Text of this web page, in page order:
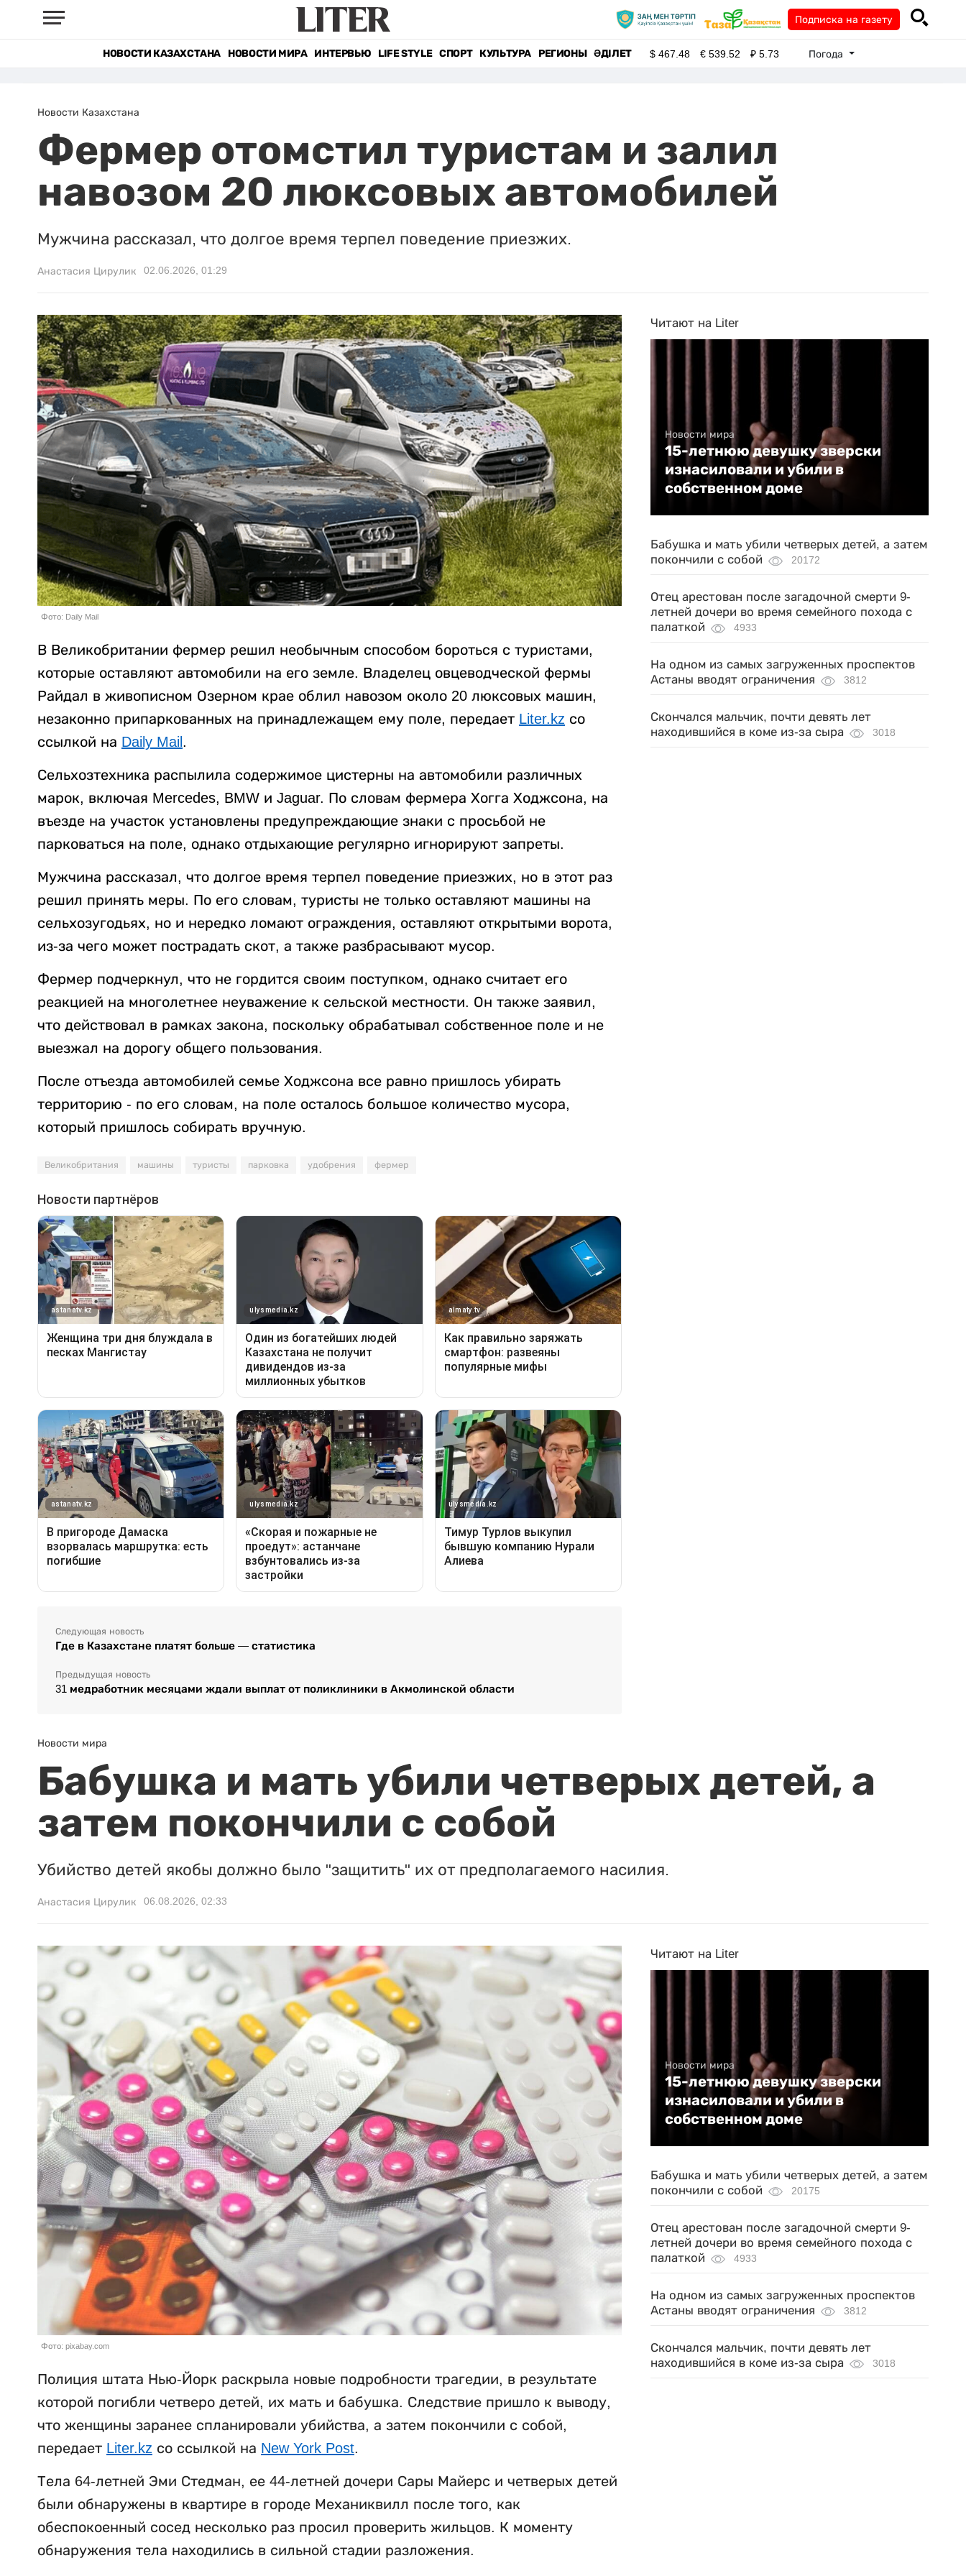
Подписка на газету
НОВОСТИ КАЗАХСТАНА НОВОСТИ МИРА ИНТЕРВЬЮ LIFE STYLE СПОРТ КУЛЬТУРА РЕГИОНЫ ӘДІЛЕТ $467.48 €539.52 ₽5.73 Погода
Новости Казахстана
Фермер отомстил туристам и залил
навозом 20 люксовых автомобилей
Мужчина рассказал, что долгое время терпел поведение приезжих.
Анастасия Цирулик 02.06.2026, 01:29
Фото: Daily Mail
В Великобритании фермер решил необычным способом бороться с туристами,
которые оставляют автомобили на его земле. Владелец овцеводческой фермы
Райдал в живописном Озерном крае облил навозом около 20 люксовых машин,
незаконно припаркованных на принадлежащем ему поле, передает Liter.kz со
ссылкой на Daily Mail.
Сельхозтехника распылила содержимое цистерны на автомобили различных
марок, включая Mercedes, BMW и Jaguar. По словам фермера Хогга Ходжсона, на
въезде на участок установлены предупреждающие знаки с просьбой не
парковаться на поле, однако отдыхающие регулярно игнорируют запреты.
Мужчина рассказал, что долгое время терпел поведение приезжих, но в этот раз
решил принять меры. По его словам, туристы не только оставляют машины на
сельхозугодьях, но и нередко ломают ограждения, оставляют открытыми ворота,
из-за чего может пострадать скот, а также разбрасывают мусор.
Фермер подчеркнул, что не гордится своим поступком, однако считает его
реакцией на многолетнее неуважение к сельской местности. Он также заявил,
что действовал в рамках закона, поскольку обрабатывал собственное поле и не
выезжал на дорогу общего пользования.
После отъезда автомобилей семье Ходжсона все равно пришлось убирать
территорию - по его словам, на поле осталось большое количество мусора,
который пришлось собирать вручную.
Великобритания машины туристы парковка удобрения фермер
Следующая новость
Где в Казахстане платят больше — статистика
Предыдущая новость
31 медработник месяцами ждали выплат от поликлиники в Акмолинской области
Читают на Liter
Новости мира
15-летнюю девушку зверски
изнасиловали и убили в
собственном доме
Бабушка и мать убили четверых детей, а затем
покончили с собой
20172
Отец арестован после загадочной смерти 9-
летней дочери во время семейного похода с
палаткой
4933
На одном из самых загруженных проспектов
Астаны вводят ограничения
3812
Скончался мальчик, почти девять лет
находившийся в коме из-за сыра
3018
Новости мира
Бабушка и мать убили четверых детей, а
затем покончили с собой
Убийство детей якобы должно было "защитить" их от предполагаемого насилия.
Анастасия Цирулик 06.08.2026, 02:33
Фото: pixabay.com
Полиция штата Нью-Йорк раскрыла новые подробности трагедии, в результате
которой погибли четверо детей, их мать и бабушка. Следствие пришло к выводу,
что женщины заранее спланировали убийства, а затем покончили с собой,
передает Liter.kz со ссылкой на New York Post.
Тела 64-летней Эми Стедман, ее 44-летней дочери Сары Майерс и четверых детей
были обнаружены в квартире в городе Механиквилл после того, как
обеспокоенный сосед несколько раз просил проверить жильцов. К моменту
обнаружения тела находились в сильной стадии разложения.
Читают на Liter
Новости мира
15-летнюю девушку зверски
изнасиловали и убили в
собственном доме
Бабушка и мать убили четверых детей, а затем
покончили с собой
20175
Отец арестован после загадочной смерти 9-
летней дочери во время семейного похода с
палаткой
4933
На одном из самых загруженных проспектов
Астаны вводят ограничения
3812
Скончался мальчик, почти девять лет
находившийся в коме из-за сыра
3018